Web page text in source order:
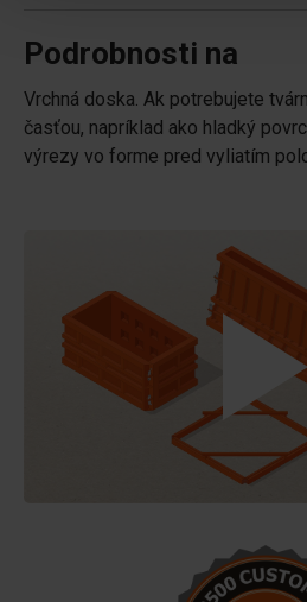
Podrobnosti na
Vrchná doska. Ak potrebujete
časťou, napríklad ako hladký
výrezy vo forme pred vyliatím